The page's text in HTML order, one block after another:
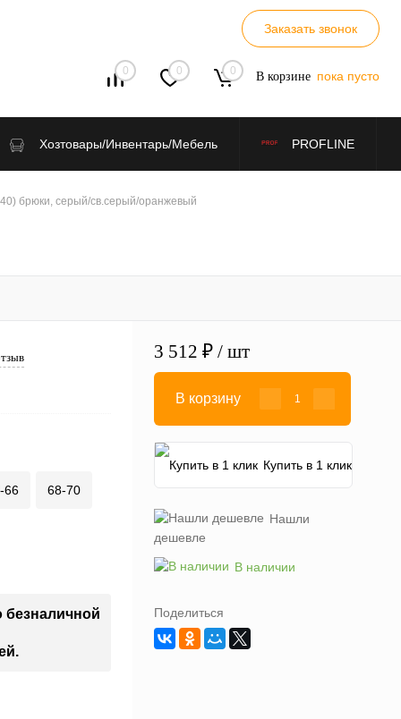
Заказать звонок
0 0 0 В корзине пока пусто
Хозтовары/Инвентарь/Мебель PROFLINE
брюки, серый/св.серый/оранжевый
66 68-70
безналичной
3 512 ₽ / шт
В корзину
Купить в 1 клик
Нашли
дешевле
В наличии
Поделиться